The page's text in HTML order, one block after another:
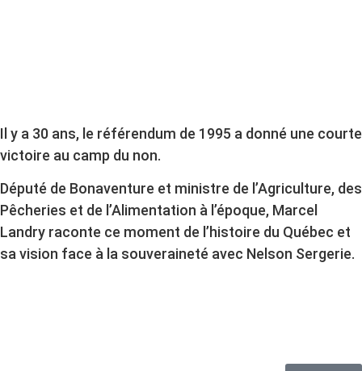
Il y a 30 ans, le référendum de 1995 a donné une courte
victoire au camp du non.
Député de Bonaventure et ministre de l’Agriculture, des
Pêcheries et de l’Alimentation à l’époque, Marcel
Landry raconte ce moment de l’histoire du Québec et
sa vision face à la souveraineté avec Nelson Sergerie.